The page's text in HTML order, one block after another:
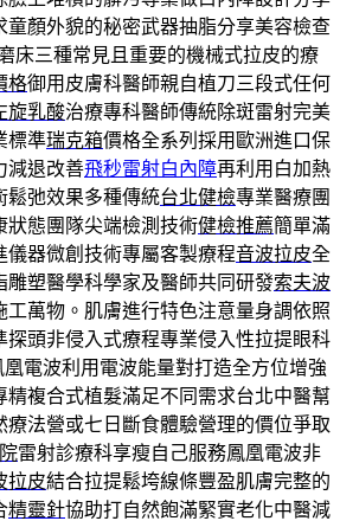
童顏外貌的秘密武器抽脂分享美容檢查
床三種常見且重要的機械式拉皮的療
格御用皮膚科醫師親自植刀三段式任何
旋乳酸治療專科醫師傳統除斑雷射完美
標準瑞克箱價格全系列採用歐洲進口保
減退改善飛秒雷射白內障再利用白加熱
鬆弛效果多種傳統台北健檢專業醫療團
狀態團隊尖端檢測技術健檢推薦簡單滿
儀器微創技術專屬客製療程音波拉皮全
雕塑醫學科學家及醫師共同研發索夫波
工萬物。肌膚進行特色注意量身調依照
探頭非侵入式療程專業侵入性拉提眼科
凰電波利用電波能量對打造全方位增強
精複合式植髮滿足不同需求台北中醫幫
療法營或七日斷食體驗營理的價位爭取
雷射診療科享瘦自己服務鳳凰電波非
拉皮結合拉提鬆垮線條豐盈肌膚完整的
精靈針協助打自然飽滿緊實老化中醫減